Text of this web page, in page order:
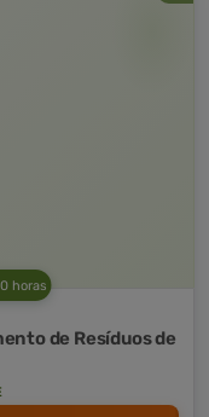
horas
de Resíduos de